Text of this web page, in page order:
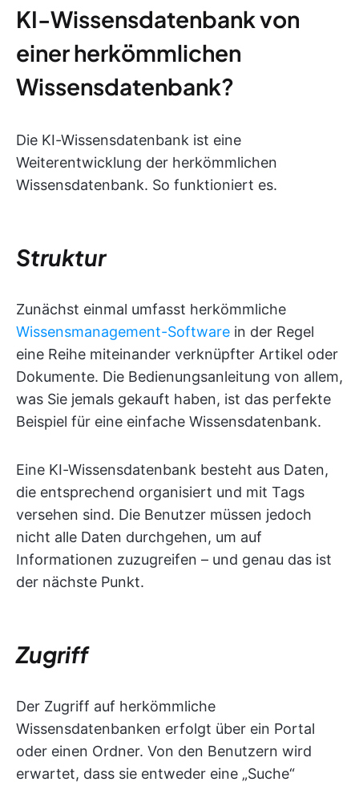
KI-Wissensdatenbank von
einer herkömmlichen
Wissensdatenbank?
Die KI-Wissensdatenbank ist eine
Weiterentwicklung der herkömmlichen
Wissensdatenbank. So funktioniert es.
Struktur
Zunächst einmal umfasst herkömmliche
Wissensmanagement-Software in der Regel
eine Reihe miteinander verknüpfter Artikel oder
Dokumente. Die Bedienungsanleitung von allem,
was Sie jemals gekauft haben, ist das perfekte
Beispiel für eine einfache Wissensdatenbank.
Eine KI-Wissensdatenbank besteht aus Daten,
die entsprechend organisiert und mit Tags
versehen sind. Die Benutzer müssen jedoch
nicht alle Daten durchgehen, um auf
Informationen zuzugreifen – und genau das ist
der nächste Punkt.
Zugriff
Der Zugriff auf herkömmliche
Wissensdatenbanken erfolgt über ein Portal
oder einen Ordner. Von den Benutzern wird
erwartet, dass sie entweder eine „Suche“